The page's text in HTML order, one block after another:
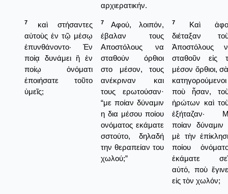
αρχιερατικήν.
7
καὶ στήσαντες
αὐτοὺς ἐν τῷ μέσῳ
ἐπυνθάνοντο· Ἐν
ποίᾳ δυνάμει ἢ ἐν
ποίῳ ὀνόματι
ἐποιήσατε τοῦτο
ὑμεῖς;
7
Αφού, λοιπόν,
έβαλαν τους
Αποστόλους να
σταθούν όρθιοι
στο μέσον, τους
ανέκριναν και
τους ερωτούσαν·
“με ποίαν δύναμιν
η δια μέσου ποίου
ονόματος εκάματε
σστούτο, δηλαδή
την θεραπείαν του
χωλού;”
7
Καὶ
διέταξαν
Ἀποστόλους
σταθοῦν εἰς
μέσον ὄρθιοι,
κατηγορούμενοι
ποὺ ἦσαν,
ἠρώτων καὶ
ἐξήταζαν·
ποίαν δύναμιν
μὲ τὴν
ποίου
ἐκάματε
αὐτό, ποὺ
εἰς τὸν χωλόν;